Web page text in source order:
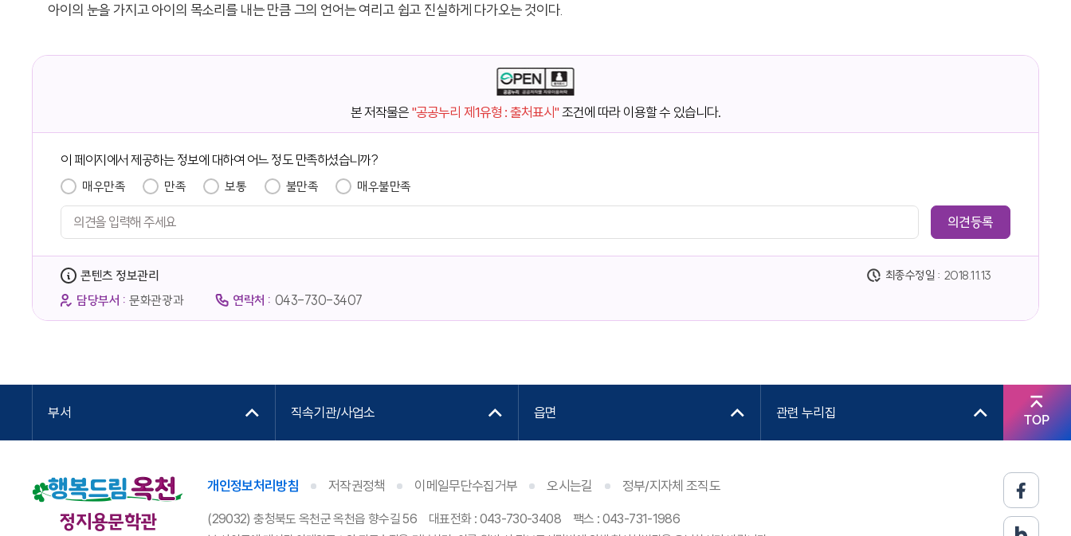
아이의 눈을 가지고 아이의 목소리를 내는 만큼 그의 언어는 여리고 쉽고 진실하게 다가오는 것이다.
본 저작물은 "공공누리 제1유형 : 출처표시" 조건에 따라 이용할 수 있습니다.
이 페이지에서 제공하는 정보에 대하여 어느 정도 만족하셨습니까?
매우만족 만족 보통 불만족 매우불만족
콘텐츠 정보관리
담당부서 : 문화관광과 연락처 : 043-730-3407
최종수정일 : 2018.11.13
부서 직속기관/사업소 읍면 관련 누리집 TOP
정지용문학관
개인정보처리방침 저작권정책 이메일무단수집거부 오시는길 정부/지자체 조직도
(29032) 충청북도 옥천군 옥천읍 향수길 56 대표전화 : 043-730-3408 팩스 : 043-731-1986